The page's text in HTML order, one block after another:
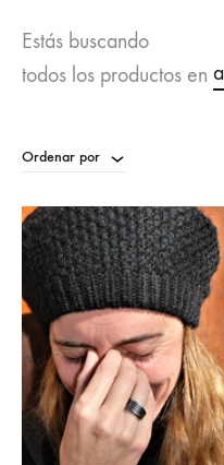
Estás buscando
todos los productos en
Ordenar por